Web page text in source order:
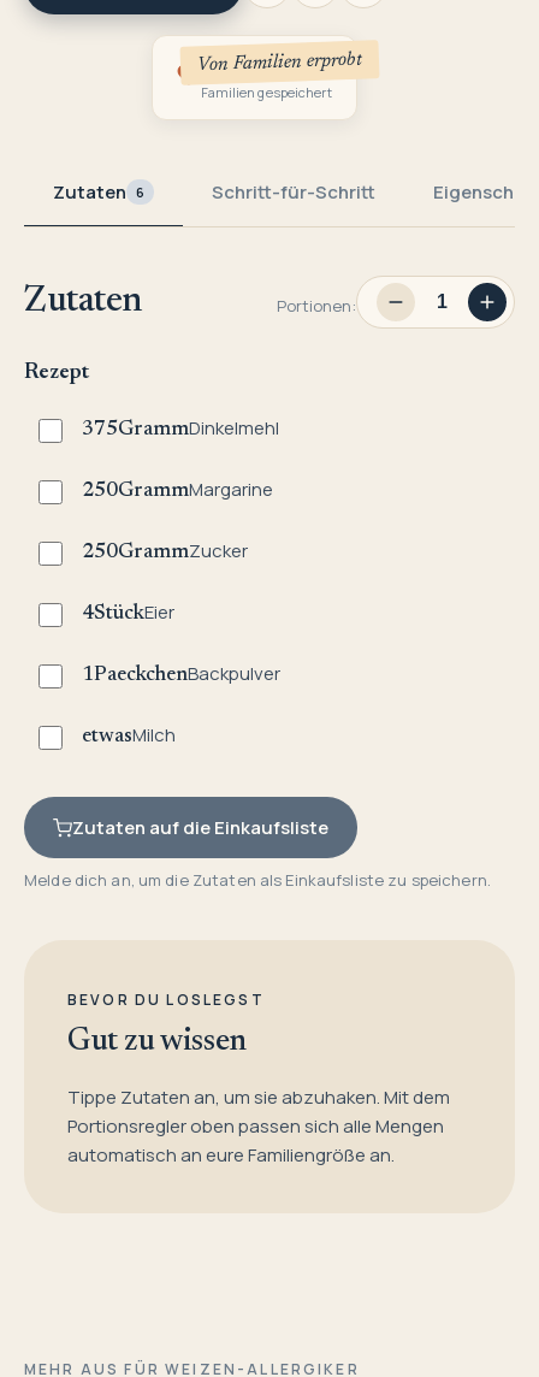
Von Familien erprobt
1
Familien gespeichert
Zutaten 6 Schritt-für-Schritt
Zutaten Portionen:
Rezept
375GrammDinkelmehl
250GrammMargarine
250GrammZucker
4StückEier
1PaeckchenBackpulver
etwasMilch
Zutaten auf die Einkaufsliste
Melde dich an, um die Zutaten als Einkaufsliste zu speichern.
BEVOR DU LOSLEGST
Gut zu wissen
Tippe Zutaten an, um sie abzuhaken. Mit dem
Portionsregler oben passen sich alle Mengen
automatisch an eure Familiengröße an.
MEHR AUS FÜR WEIZEN-ALLERGIKER